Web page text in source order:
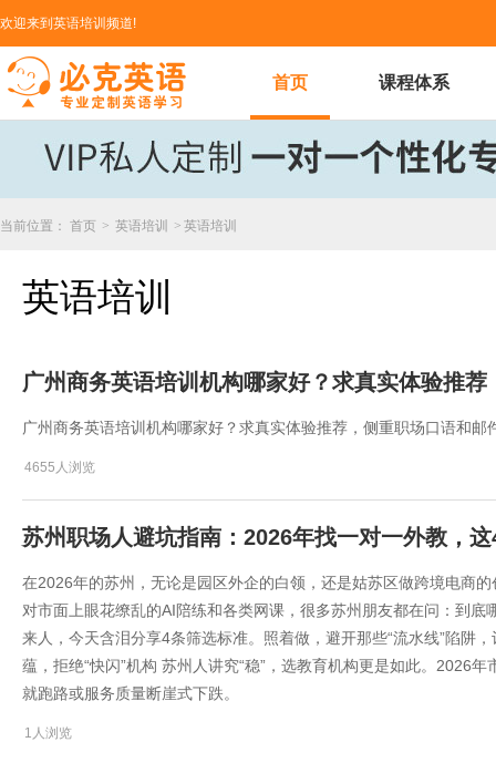
欢迎来到英语培训频道!
首页 课程体系
当前位置： 首页 > 英语培训 > 英语培训
英语培训
广州商务英语培训机构哪家好？求真实体验推
广州商务英语培训机构哪家好？求真实体验推荐，侧重职场口语和邮
4655人浏览
苏州职场人避坑指南：2026年找一对一外教，
在2026年的苏州，无论是园区外企的白领，还是姑苏区做跨境电商的
对市面上眼花缭乱的AI陪练和各类网课，很多苏州朋友都在问：到
来人，今天含泪分享4条筛选标准。照着做，避开那些“流水线”陷阱
蕴，拒绝“快闪”机构 苏州人讲究“稳”，选教育机构更是如此。2026
就跑路或服务质量断崖式下跌。
1人浏览